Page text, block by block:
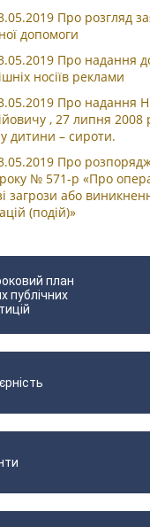
Про розгляд
допомоги
Про надання
носіїв реклами
Про надання
, 27 липня 2008
дитини – сироти.
Про
№ 571-р «Про
загрози або
(подій)»
план
публічних